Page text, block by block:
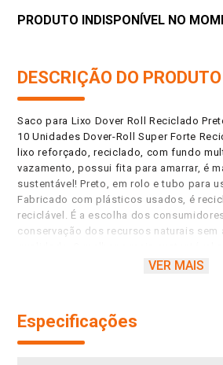
PRODUTO INDISPONÍVEL NO
DESCRIÇÃO DO PRODUTO
Saco para Lixo Dover Roll Reciclado
10 Unidades Dover-Roll Super Forte
lixo reforçado, reciclado, com fundo
vazamento, possui fita para amarrar, é
sustentável! Preto, em rolo e tubo para
Fabricado com plásticos usados, é
reciclável. É a escolha dos
conservação dos recursos naturais sem
Brasil! Reciclar é a melhor opção pela
abre fácil, destaque na abertura, com fita
para uso no porta-rolo.
VER MAIS
Especificações